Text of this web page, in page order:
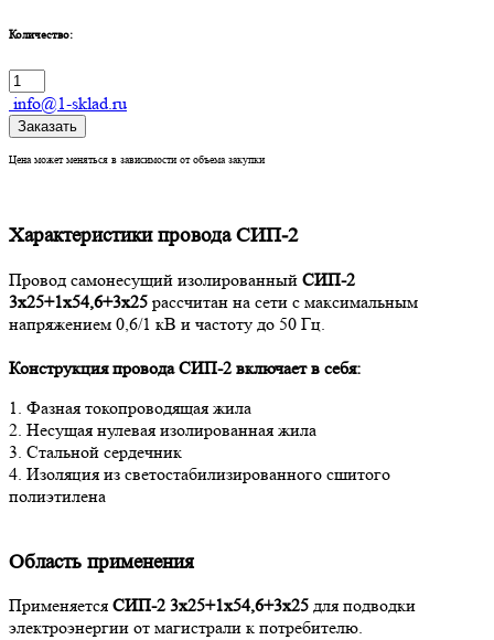
Количество:
info@1-sklad.ru
Заказать
Цена может меняться в зависимости от объема закупки
Характеристики провода СИП-2
Провод самонесущий изолированный СИП-2
3х25+1х54,6+3х25 рассчитан на сети с максимальным
напряжением 0,6/1 кВ и частоту до 50 Гц.
Конструкция провода СИП-2 включает в себя:
1. Фазная токопроводящая жила
2. Несущая нулевая изолированная жила
3. Стальной сердечник
4. Изоляция из светостабилизированного сшитого
полиэтилена
Область применения
Применяется СИП-2 3х25+1х54,6+3х25 для подводки
электроэнергии от магистрали к потребителю.